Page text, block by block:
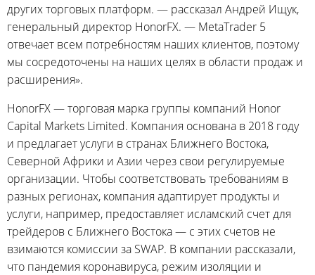
других торговых платформ. — рассказал Андрей Ищук,
генеральный директор HonorFX. — MetaTrader 5
отвечает всем потребностям наших клиентов, поэтому
мы сосредоточены на наших целях в области продаж и
расширения».
HonorFX — торговая марка группы компаний Honor
Capital Markets Limited. Компания основана в 2018 году
и предлагает услуги в странах Ближнего Востока,
Северной Африки и Азии через свои регулируемые
организации. Чтобы соответствовать требованиям в
разных регионах, компания адаптирует продукты и
услуги, например, предоставляет исламский счет для
трейдеров с Ближнего Востока — с этих счетов не
взимаются комиссии за SWAP. В компании рассказали,
что пандемия коронавируса, режим изоляции и